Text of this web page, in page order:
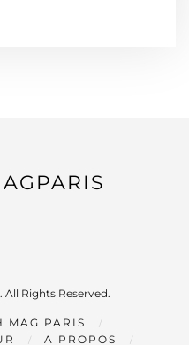
Rights Reserved.
MAG PARIS
A PROPOS